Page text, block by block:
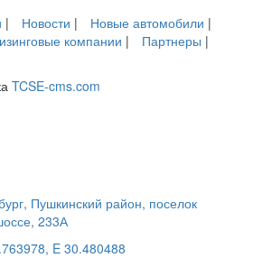
| Новости | Новые автомобили |
компании | Партнеры |
TCSE-cms.com
, Пушкинский район, поселок
233А
E 30.480488